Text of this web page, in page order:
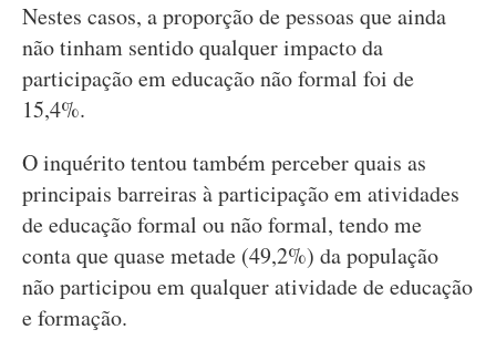
Nestes casos, a proporção de pessoas que ainda
não tinham sentido qualquer impacto da
participação em educação não formal foi de
15,4%.
O inquérito tentou também perceber quais as
principais barreiras à participação em atividades
de educação formal ou não formal, tendo me
conta que quase metade (49,2%) da população
não participou em qualquer atividade de educação
e formação.